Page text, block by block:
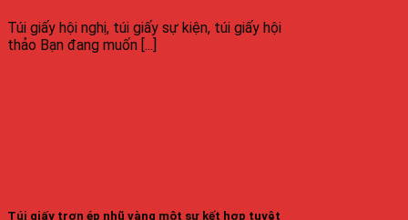
Túi giấy hội nghị, túi giấy sự kiện, túi giấy hội
thảo Bạn đang muốn [...]
Túi giấy trơn ép nhũ vàng một sự kết hợp tuyệt